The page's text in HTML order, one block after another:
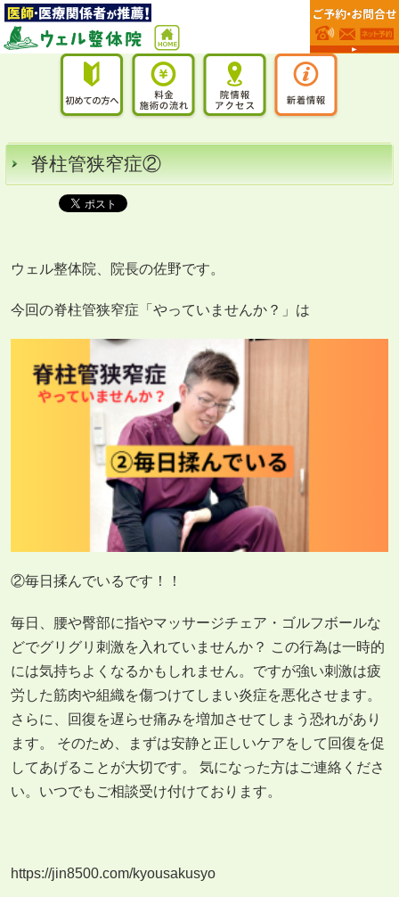
脊柱管狭窄症②
ウェル整体院、院長の佐野です。
今回の脊柱管狭窄症「やっていませんか？」は
②毎日揉んでいるです！！
毎日、腰や臀部に指やマッサージチェア・ゴルフボールな
どでグリグリ刺激を入れていませんか？ この行為は一時的
には気持ちよくなるかもしれません。ですが強い刺激は疲
労した筋肉や組織を傷つけてしまい炎症を悪化させます。
さらに、回復を遅らせ痛みを増加させてしまう恐れがあり
ます。 そのため、まずは安静と正しいケアをして回復を促
してあげることが大切です。 気になった方はご連絡くださ
い。いつでもご相談受け付けております。
https://jin8500.com/kyousakusyo